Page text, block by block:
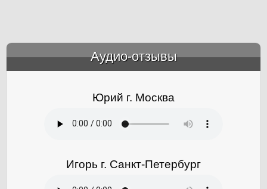
Аудио-отзывы
Юрий г. Москва
Игорь г. Санкт-Петербург